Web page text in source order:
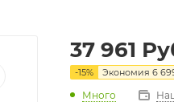
37 961
-15% Экономия 6
Много